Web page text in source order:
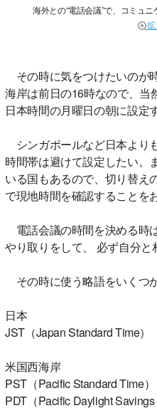
海外との“電話会議”で、コミュ
その時に気をつけたいのが
海岸は前日の16時なので、当
日本時間の月曜日の朝に設定
シンガポールなど日本より
時間帯は避けて設定したい。
いる国もあるので、切り替え
で現地時間を確認することを
電話会議の時間を決める時
やり取りをして、 必ず自分と
その時に使う略語をいくつ
日本
JST（Japan Standard Time）
米国西海岸
PST（Pacific Standard Time）
PDT（Pacific Daylight